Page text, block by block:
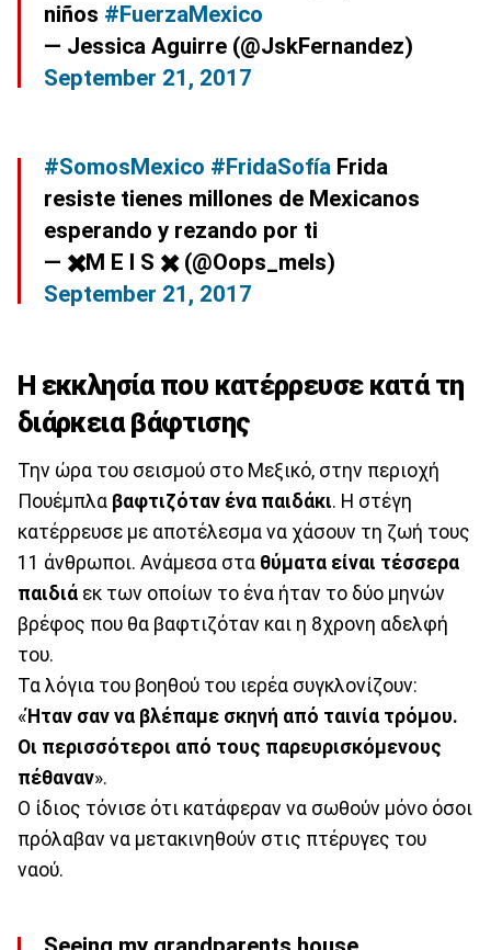
niños #FuerzaMexico
— Jessica Aguirre (@JskFernandez)
September 21, 2017
#SomosMexico #FridaSofía Frida
resiste tienes millones de Mexicanos
esperando y rezando por ti
— ✖️M E l S ✖️ (@Oops_mels)
September 21, 2017
Η εκκλησία που κατέρρευσε κατά τη
διάρκεια βάφτισης
Την ώρα του σεισμού στο Μεξικό, στην περιοχή
Πουέμπλα βαφτιζόταν ένα παιδάκι. Η στέγη
κατέρρευσε με αποτέλεσμα να χάσουν τη ζωή τους
11 άνθρωποι. Ανάμεσα στα θύματα είναι τέσσερα
παιδιά εκ των οποίων το ένα ήταν το δύο μηνών
βρέφος που θα βαφτιζόταν και η 8χρονη αδελφή
του.
Τα λόγια του βοηθού του ιερέα συγκλονίζουν:
«Ήταν σαν να βλέπαμε σκηνή από ταινία τρόμου.
Οι περισσότεροι από τους παρευρισκόμενους
πέθαναν».
Ο ίδιος τόνισε ότι κατάφεραν να σωθούν μόνο όσοι
πρόλαβαν να μετακινηθούν στις πτέρυγες του
ναού.